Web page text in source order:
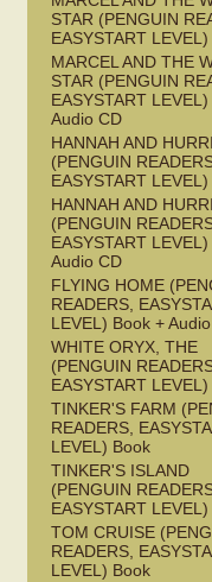
STAR (PENGUIN
EASYSTART
MARCEL AND THE
STAR (PENGUIN
EASYSTART
Audio CD
HANNAH AND
(PENGUIN
EASYSTART
HANNAH AND
(PENGUIN
EASYSTART
Audio CD
FLYING HOME
READERS,
LEVEL) Book +
WHITE ORYX, THE
(PENGUIN
EASYSTART
TINKER'S FARM
READERS,
LEVEL) Book
TINKER'S ISLAND
(PENGUIN
EASYSTART
TOM CRUISE
READERS,
LEVEL) Book